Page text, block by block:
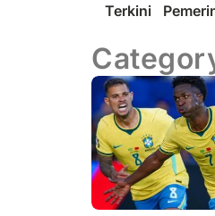
Terkini